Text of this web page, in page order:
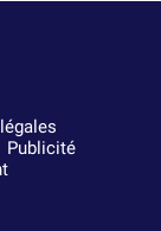
Publicité